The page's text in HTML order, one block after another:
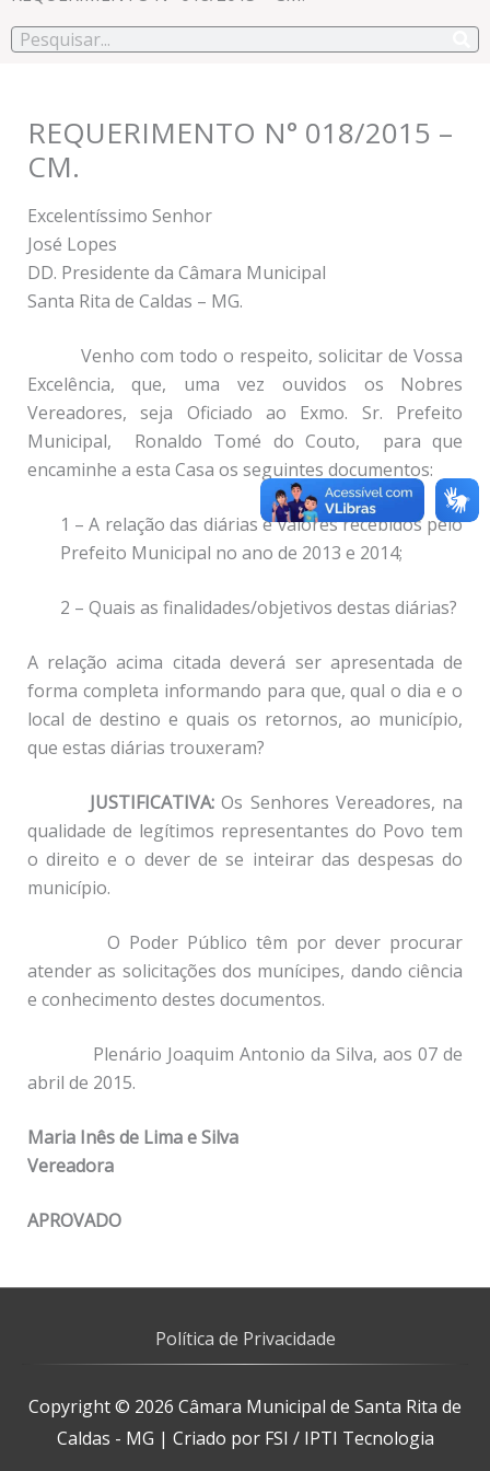
Pesquisar
REQUERIMENTO N° 018/2015 –
CM.
Excelentíssimo Senhor
José Lopes
DD. Presidente da Câmara Municipal
Santa Rita de Caldas – MG.
Venho com todo o respeito, solicitar de Vossa
Excelência, que, uma vez ouvidos os Nobres
Vereadores, seja Oficiado ao Exmo. Sr. Prefeito
Municipal, Ronaldo Tomé do Couto, para que
encaminhe a esta Casa os seguintes documentos:
1 – A relação das diárias e valores recebidos pelo
Prefeito Municipal no ano de 2013 e 2014;
2 – Quais as finalidades/objetivos destas diárias?
A relação acima citada deverá ser apresentada de
forma completa informando para que, qual o dia e o
local de destino e quais os retornos, ao município,
que estas diárias trouxeram?
JUSTIFICATIVA:Os Senhores Vereadores, na
qualidade de legítimos representantes do Povo tem
o direito e o dever de se inteirar das despesas do
município.
O Poder Público têm por dever procurar
atender as solicitações dos munícipes, dando ciência
e conhecimento destes documentos.
Plenário Joaquim Antonio da Silva, aos 07 de
abril de 2015.
Maria Inês de Lima e Silva
Vereadora
APROVADO
Política de Privacidade
Copyright © 2026 Câmara Municipal de Santa Rita de
Caldas - MG | Criado por FSI / IPTI Tecnologia